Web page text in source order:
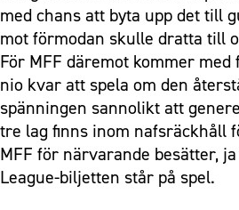
med chans att byta upp det till
mot förmodan skulle dratta till
För MFF däremot kommer med
nio kvar att spela om den
spänningen sannolikt att
tre lag finns inom nafsräckhåll
MFF för närvarande besätter,
League-biljetten står på spel.